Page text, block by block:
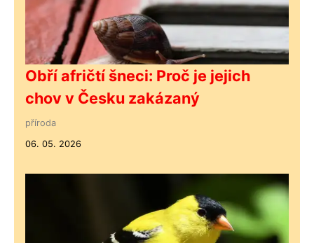
Obří afričtí šneci: Proč je jejich
chov v Česku zakázaný
příroda
06. 05. 2026